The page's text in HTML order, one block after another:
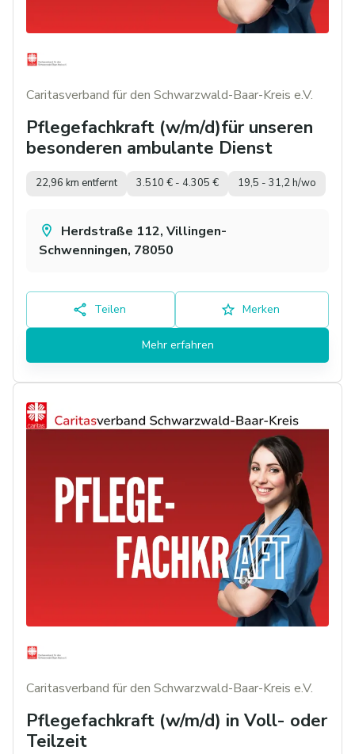
Caritasverband für den Schwarzwald-Baar-Kreis e.V.
Pflegefachkraft (w/m/d)für unseren
besonderen ambulante Dienst
22,96 km entfernt 3.510 € - 4.305 € 19,5 - 31,2 h/wo
Herdstraße 112, Villingen-
Schwenningen, 78050
Teilen Merken
Mehr erfahren
Caritasverband für den Schwarzwald-Baar-Kreis e.V.
Pflegefachkraft (w/m/d) in Voll- oder
Teilzeit